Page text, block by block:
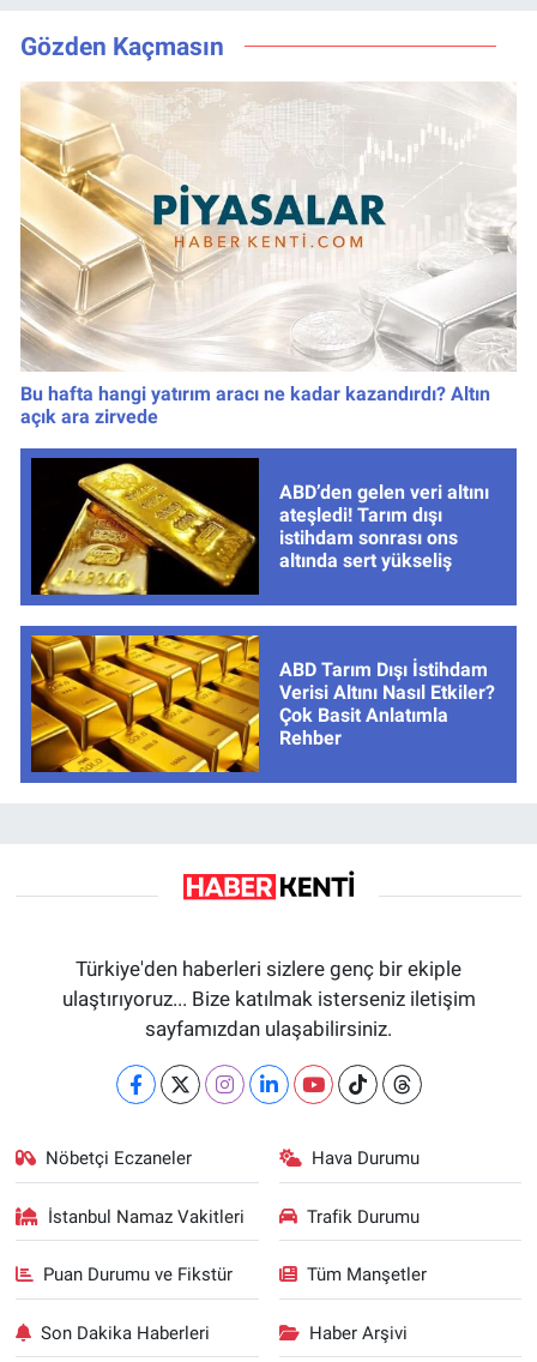
numaralar
Gözden Kaçmasın
Bu hafta hangi yatırım aracı ne kadar kazandırdı? Altın
açık ara zirvede
ABD’den gelen veri altını
ateşledi! Tarım dışı
istihdam sonrası ons
altında sert yükseliş
ABD Tarım Dışı İstihdam
Verisi Altını Nasıl Etkiler?
Çok Basit Anlatımla
Rehber
Türkiye'den haberleri sizlere genç bir ekiple
ulaştırıyoruz... Bize katılmak isterseniz iletişim
sayfamızdan ulaşabilirsiniz.
Nöbetçi Eczaneler Hava Durumu
İstanbul Namaz Vakitleri Trafik Durumu
Puan Durumu ve Fikstür Tüm Manşetler
Son Dakika Haberleri Haber Arşivi